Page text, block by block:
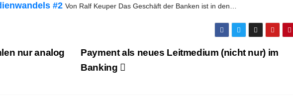
#2 Von Ralf Keu­per Das Geschäft der Ban­ken ist in den…
Pay­ment als neu­es Leit­me­di­um (nicht nur) im
Banking
nur ana­log